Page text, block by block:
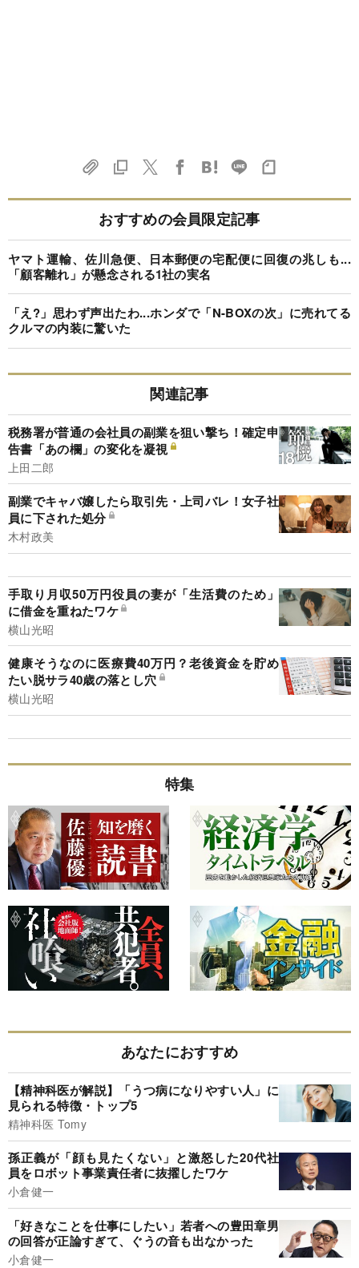
おすすめの会員限定記事
ヤマト運輸、佐川急便、日本郵便の宅配便に回復の兆しも...
「顧客離れ」が懸念される1社の実名
「え?」思わず声出たわ...ホンダで「N-BOXの次」に売れてる
クルマの内装に驚いた
関連記事
税務署が普通の会社員の副業を狙い撃ち！確定申
告書「あの欄」の変化を凝視
上田二郎
副業でキャバ嬢したら取引先・上司バレ！女子社
員に下された処分
木村政美
手取り月収50万円役員の妻が「生活費のため」
に借金を重ねたワケ
横山光昭
健康そうなのに医療費40万円？老後資金を貯め
たい脱サラ40歳の落とし穴
横山光昭
特集
あなたにおすすめ
【精神科医が解説】「うつ病になりやすい人」に
見られる特徴・トップ5
精神科医 Tomy
孫正義が「顔も見たくない」と激怒した20代社
員をロボット事業責任者に抜擢したワケ
小倉健一
「好きなことを仕事にしたい」若者への豊田章男
の回答が正論すぎて、ぐうの音も出なかった
小倉健一